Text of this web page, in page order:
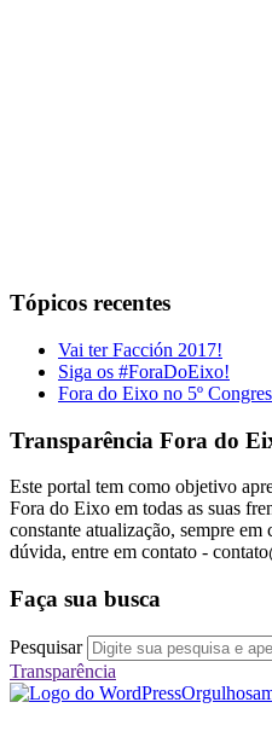
Tópicos recentes
Vai ter Facción 2017!
Siga os #ForaDoEixo!
Fora do Eixo no 5º
Transparência Fora do
Este portal tem como objetivo
Fora do Eixo em todas as suas
constante atualização, sempre
dúvida, entre em contato -
Faça sua busca
Pesquisar
Transparência